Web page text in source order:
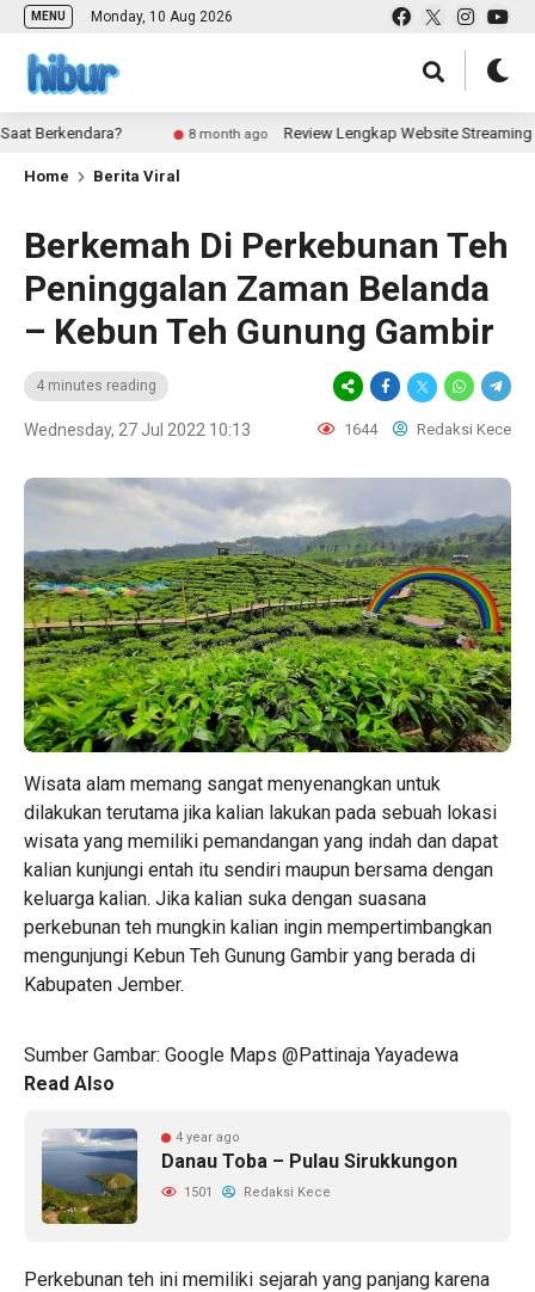
MENU Monday, 10 Aug 2026
8 month ago Review Lengkap Website Streaming Film:
Home Berita Viral
Berkemah Di Perkebunan Teh
Peninggalan Zaman Belanda
– Kebun Teh Gunung Gambir
4 minutes reading
Wednesday, 27 Jul 2022 10:13 1644 Redaksi Kece
Wisata alam memang sangat menyenangkan untuk
dilakukan terutama jika kalian lakukan pada sebuah lokasi
wisata yang memiliki pemandangan yang indah dan dapat
kalian kunjungi entah itu sendiri maupun bersama dengan
keluarga kalian. Jika kalian suka dengan suasana
perkebunan teh mungkin kalian ingin mempertimbangkan
mengunjungi Kebun Teh Gunung Gambir yang berada di
Kabupaten Jember.
Sumber Gambar: Google Maps @Pattinaja Yayadewa
Read Also
4 year ago
Danau Toba – Pulau Sirukkungon
1501 Redaksi Kece
Perkebunan teh ini memiliki sejarah yang panjang karena